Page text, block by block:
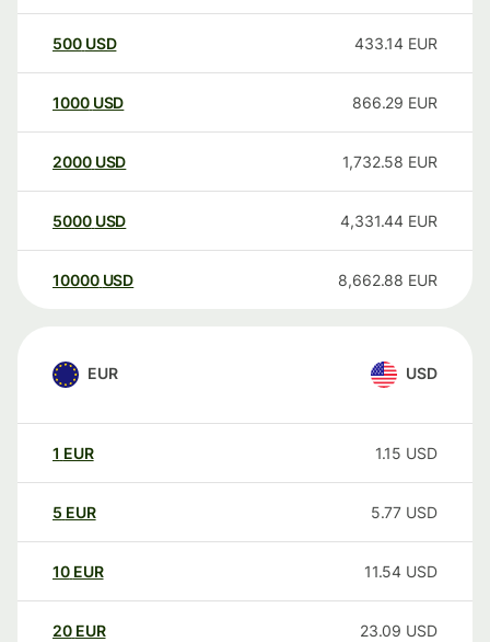
500 USD 433.14 EUR
1000 USD 866.29 EUR
2000 USD 1,732.58 EUR
5000 USD 4,331.44 EUR
10000 USD 8,662.88 EUR
EUR USD
1 EUR 1.15 USD
5 EUR 5.77 USD
10 EUR 11.54 USD
20 EUR 23.09 USD